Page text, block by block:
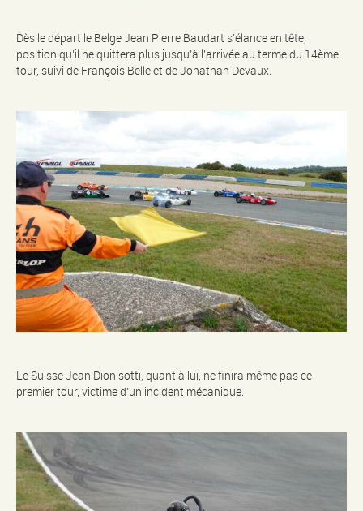
Dès le départ le Belge Jean Pierre Baudart s’élance en tête,
position qu’il ne quittera plus jusqu’à l’arrivée au terme du 14ème
tour, suivi de François Belle et de Jonathan Devaux.
Le Suisse Jean Dionisotti, quant à lui, ne finira même pas ce
premier tour, victime d’un incident mécanique.